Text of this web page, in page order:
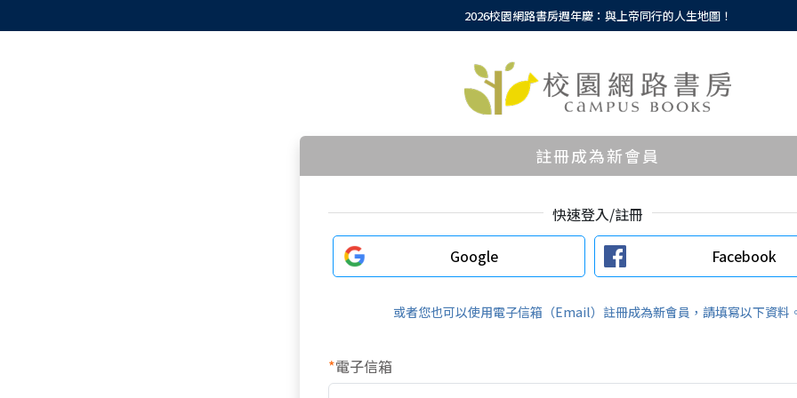
2026校園網路書房週年慶：與上帝同行的人生地圖！
註冊成為新會員
快速登入/註冊
Google
Facebook
或者您也可以使用電子信箱（Email）註冊成為新會員，請填寫以下資料
*電子信箱